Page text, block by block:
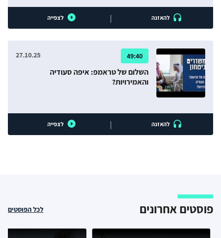
להאזנה | לצפייה
49:40
27.10.25
השלום של טראמפ: איפה סעודיה
והאמירויות?
להאזנה | לצפייה
פוסטים אחרונים לכל הפוסטים